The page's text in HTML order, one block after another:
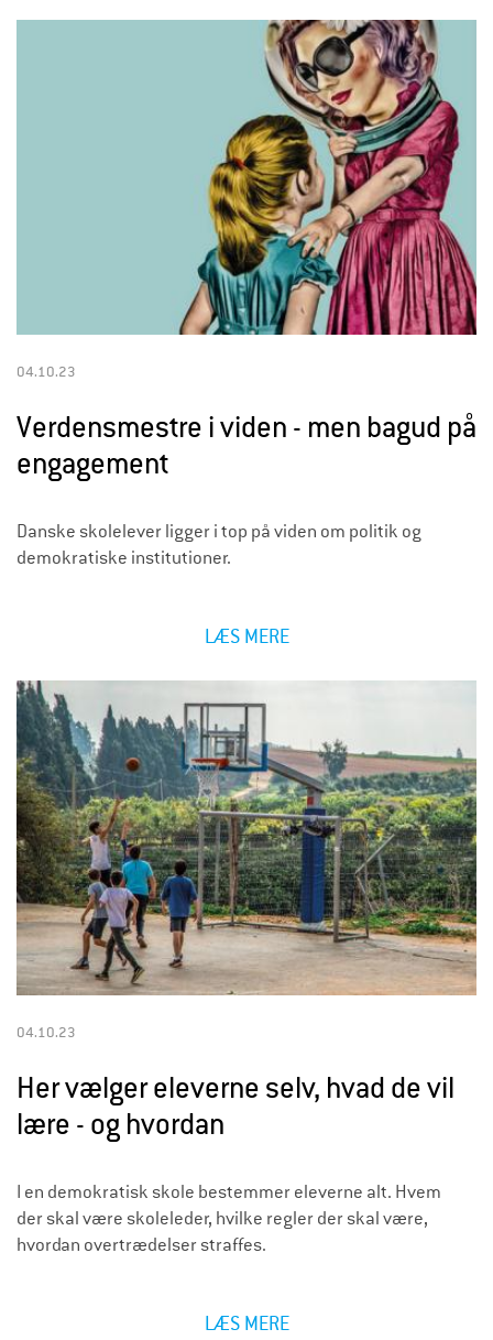
04.10.23
Verdensmestre i viden - men bagud på
engagement
Danske skolelever ligger i top på viden om politik og
demokratiske institutioner.
LÆS MERE
04.10.23
Her vælger eleverne selv, hvad de vil
lære - og hvordan
I en demokratisk skole bestemmer eleverne alt. Hvem
der skal være skoleleder, hvilke regler der skal være,
hvordan overtrædelser straffes.
LÆS MERE